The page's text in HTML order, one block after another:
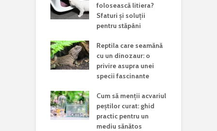
folosească litiera?
Sfaturi și soluții
pentru stăpâni
Reptila care seamănă
cu un dinozaur: o
privire asupra unei
specii fascinante
Cum să menții acvariul
peștilor curat: ghid
practic pentru un
mediu sănătos